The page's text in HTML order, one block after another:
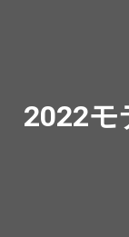
2022モ